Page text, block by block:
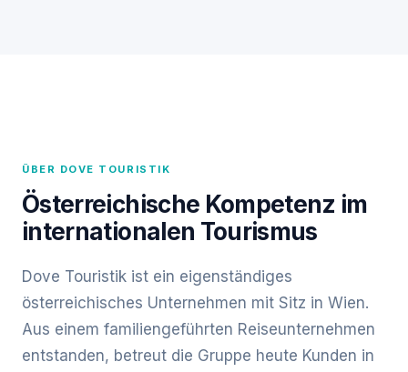
ÜBER DOVE TOURISTIK
Österreichische Kompetenz im
internationalen Tourismus
Dove Touristik ist ein eigenständiges
österreichisches Unternehmen mit Sitz in Wien.
Aus einem familiengeführten Reiseunternehmen
entstanden, betreut die Gruppe heute Kunden in